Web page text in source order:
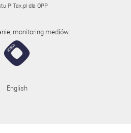
PITax.pl dla OPP
monitoring mediów:
English